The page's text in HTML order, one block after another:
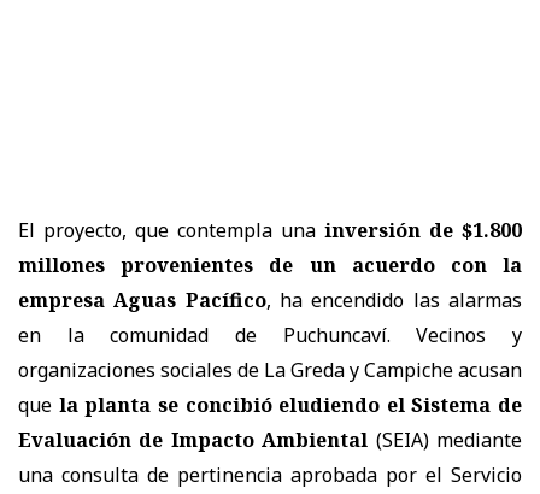
El proyecto, que contempla una inversión de $1.800
millones provenientes de un acuerdo con la
empresa Aguas Pacífico, ha encendido las alarmas
en la comunidad de Puchuncaví. Vecinos y
organizaciones sociales de La Greda y Campiche acusan
que la planta se concibió eludiendo el Sistema de
Evaluación de Impacto Ambiental (SEIA) mediante
una consulta de pertinencia aprobada por el Servicio